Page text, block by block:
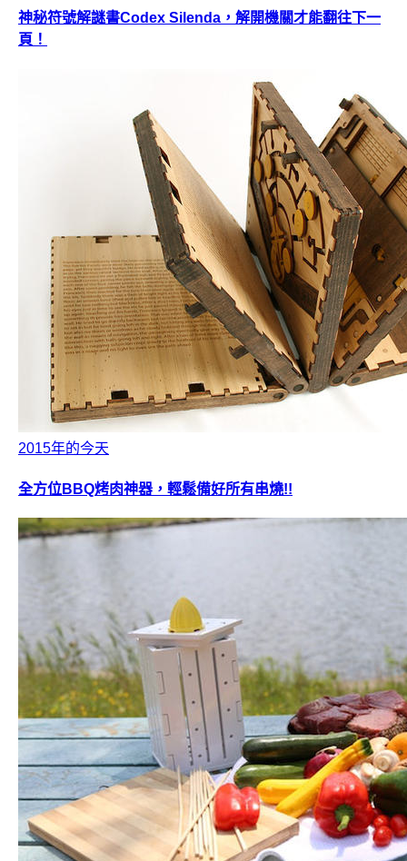
神秘符號解謎書Codex Silenda，解開機關才能翻往下一
頁！
2015年的今天
全方位BBQ烤肉神器，輕鬆備好所有串燒!!